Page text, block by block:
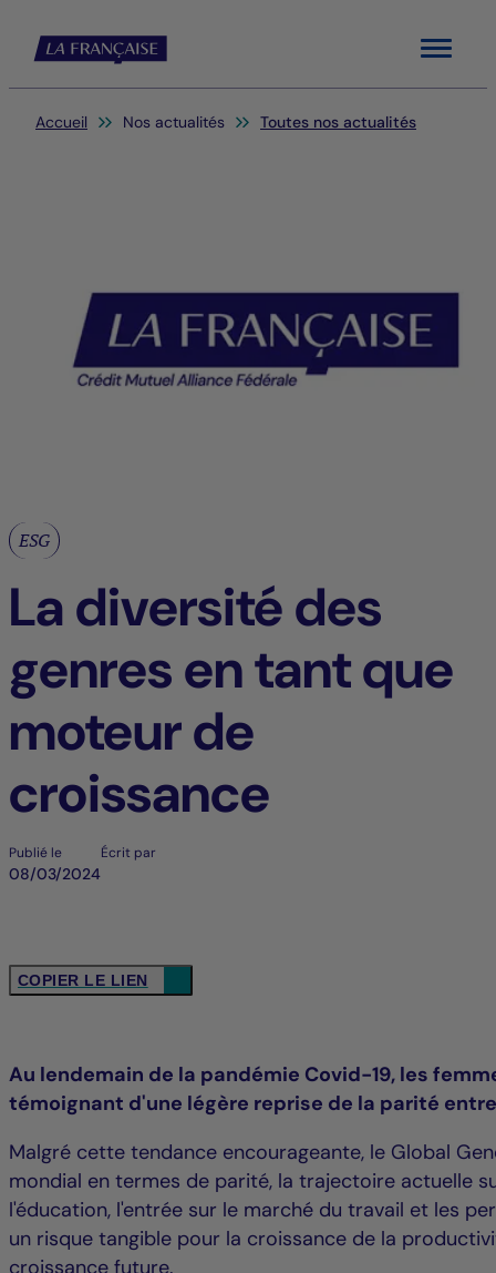
Menu
Vous êtes ici:
Accueil Nos actualités Toutes nos actualités
ESG
La diversité des
genres en tant que
moteur de
croissance
Publié le
08/03/2024
Écrit par
COPIER LE LIEN
Au lendemain de la pandémie Covid-19, les
témoignant d'une légère reprise de la parité
Malgré cette tendance encourageante, le Global
mondial en termes de parité, la trajectoire actuelle
l'éducation, l'entrée sur le marché du travail et les
un risque tangible pour la croissance de la
croissance future.